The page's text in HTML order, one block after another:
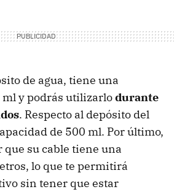
de agua, tiene una
ml y podrás utilizarlodurante
. Respecto al depósito del
de 500 ml. Por último,
que su cable tiene una
lo que te permitirá
sin tener que estar